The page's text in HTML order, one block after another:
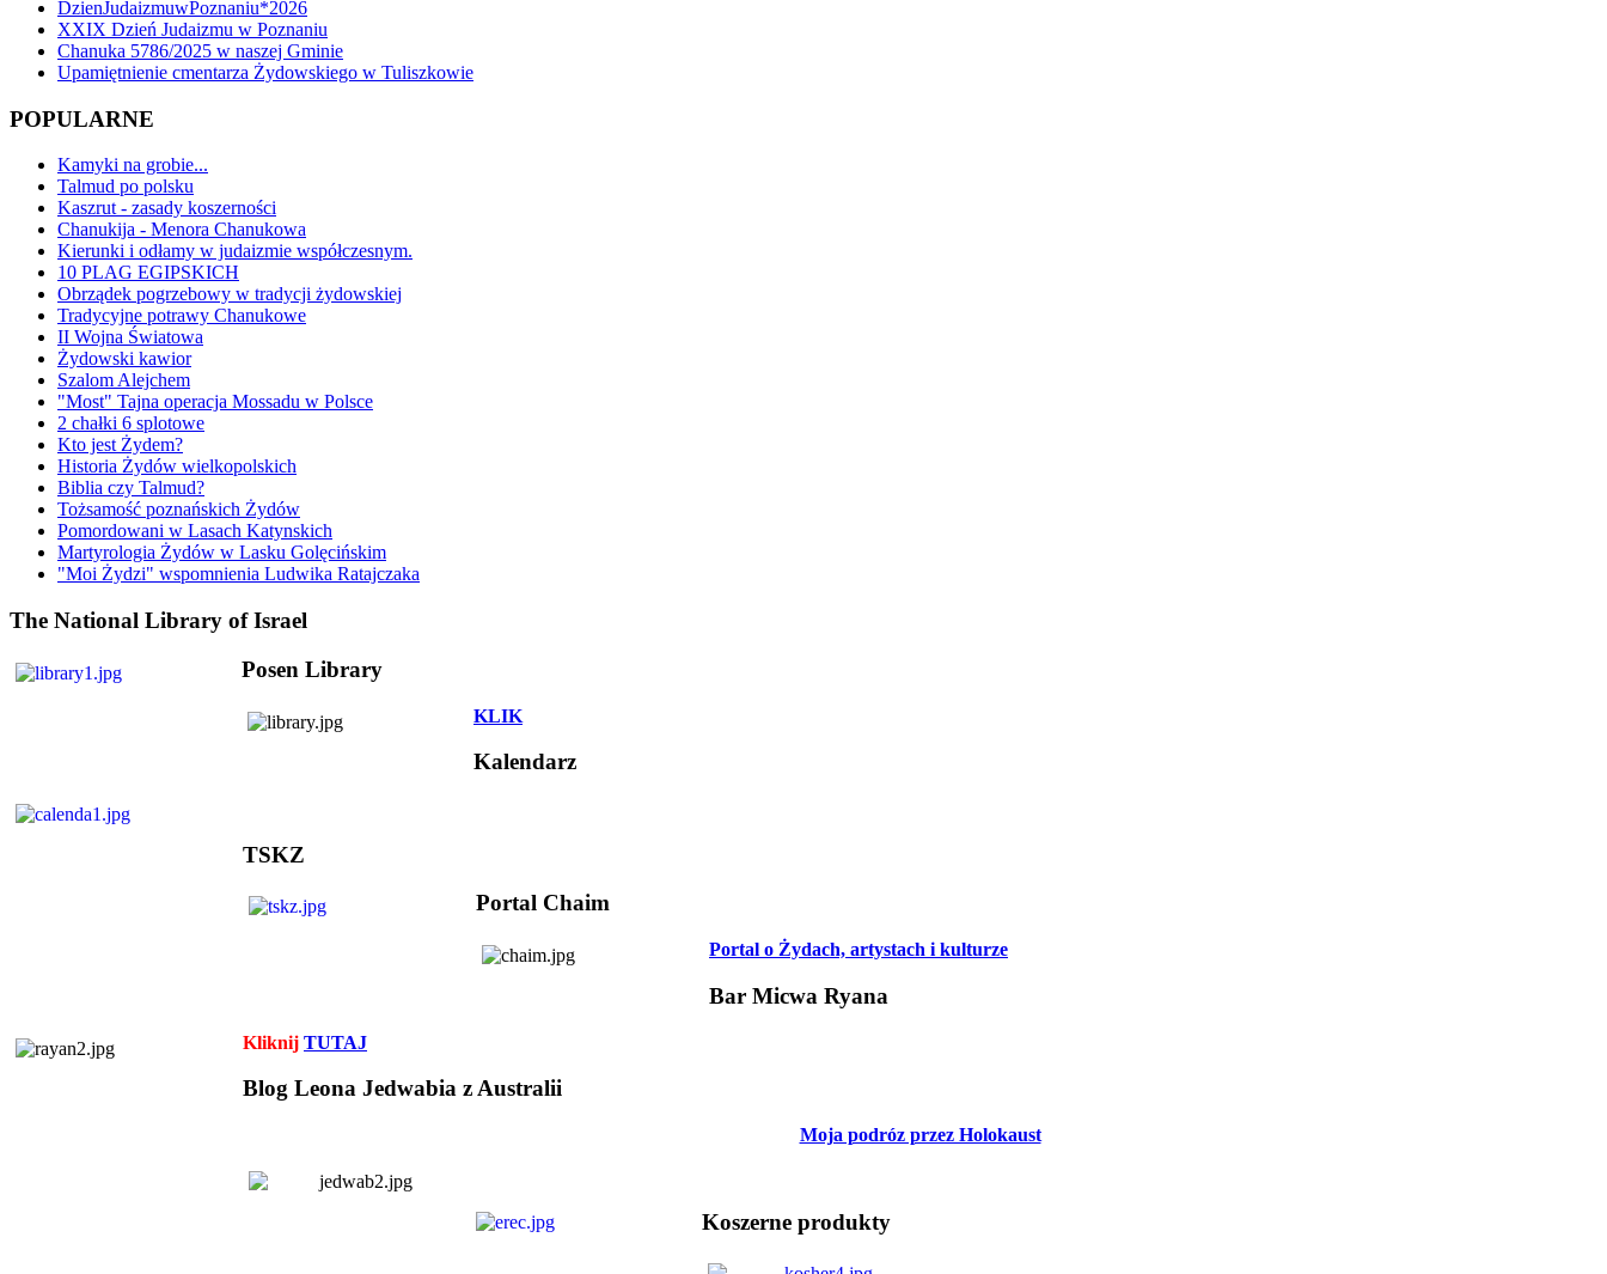
DzienJudaizmuwPoznaniu*2026
XXIX Dzień Judaizmu w Poznaniu
Chanuka 5786/2025 w naszej Gminie
Upamiętnienie cmentarza Żydowskiego w Tuliszkowie
POPULARNE
Kamyki na grobie...
Talmud po polsku
Kaszrut - zasady koszerności
Chanukija - Menora Chanukowa
Kierunki i odłamy w judaizmie współczesnym.
10 PLAG EGIPSKICH
Obrządek pogrzebowy w tradycji żydowskiej
Tradycyjne potrawy Chanukowe
II Wojna Światowa
Żydowski kawior
Szalom Alejchem
"Most" Tajna operacja Mossadu w Polsce
2 chałki 6 splotowe
Kto jest Żydem?
Historia Żydów wielkopolskich
Biblia czy Talmud?
Tożsamość poznańskich Żydów
Pomordowani w Lasach Katynskich
Martyrologia Żydów w Lasku Golęcińskim
"Moi Żydzi" wspomnienia Ludwika Ratajczaka
The National Library of Israel
Posen Library
KLIK
Kalendarz
TSKZ
Portal Chaim
Portal o Żydach, artystach i kulturze
Bar Micwa Ryana
Kliknij TUTAJ
Blog Leona Jedwabia z Australii
Moja podróz przez Holokaust
Koszerne produkty